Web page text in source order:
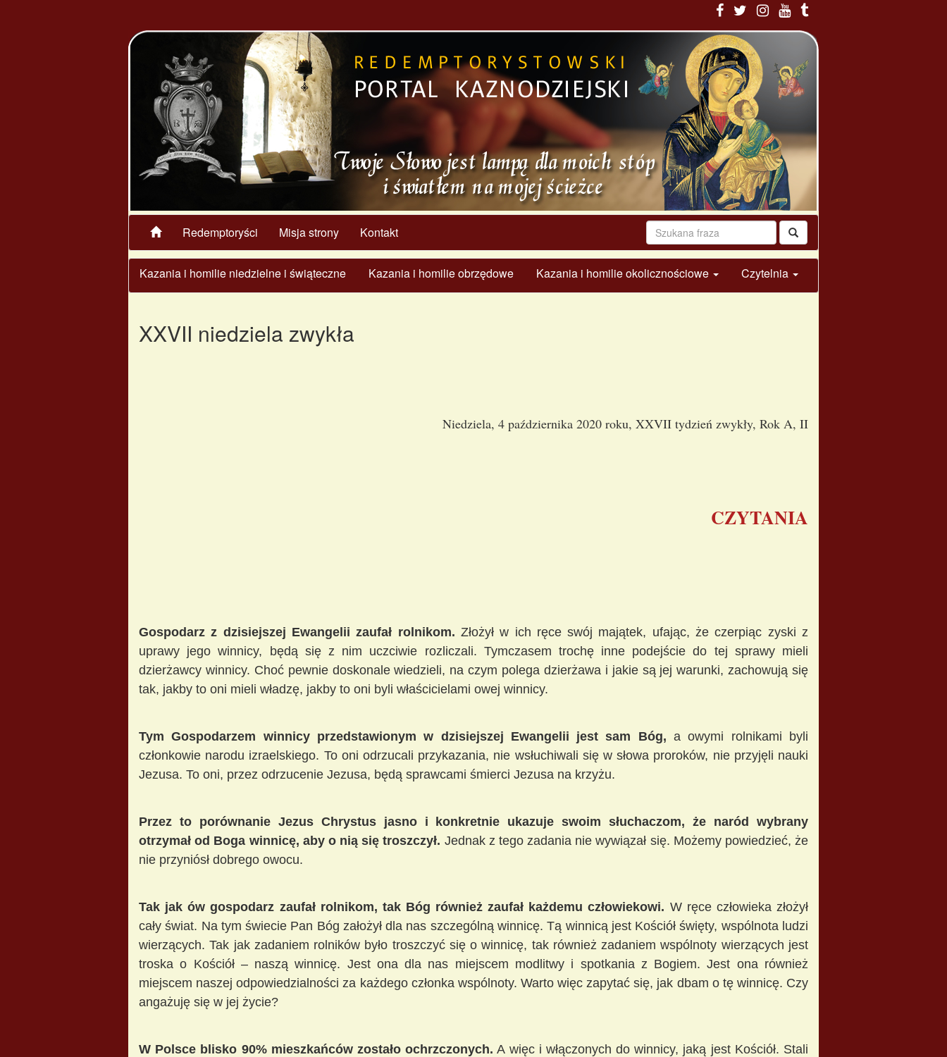
Redemptoryści Misja strony Kontakt
Kazania i homilie niedzielne i świąteczne Kazania i homilie obrzędowe Kazania i homilie okolicznościowe Czytelnia
XXVII niedziela zwykła
Niedziela, 4 października 2020 roku, XXVII tydzień zwykły, Rok A, II
CZYTANIA
Gospodarz z dzisiejszej Ewangelii zaufał rolnikom. Złożył w ich ręce swój majątek, ufając, że czerpiąc zyski z
uprawy jego winnicy, będą się z nim uczciwie rozliczali. Tymczasem trochę inne podejście do tej sprawy mieli
dzierżawcy winnicy. Choć pewnie doskonale wiedzieli, na czym polega dzierżawa i jakie są jej warunki, zachowują się
tak, jakby to oni mieli władzę, jakby to oni byli właścicielami owej winnicy.
Tym Gospodarzem winnicy przedstawionym w dzisiejszej Ewangelii jest sam Bóg, a owymi rolnikami byli
członkowie narodu izraelskiego. To oni odrzucali przykazania, nie wsłuchiwali się w słowa proroków, nie przyjęli nauki
Jezusa. To oni, przez odrzucenie Jezusa, będą sprawcami śmierci Jezusa na krzyżu.
Przez to porównanie Jezus Chrystus jasno i konkretnie ukazuje swoim słuchaczom, że naród wybrany
otrzymał od Boga winnicę, aby o nią się troszczył. Jednak z tego zadania nie wywiązał się. Możemy powiedzieć, że
nie przyniósł dobrego owocu.
Tak jak ów gospodarz zaufał rolnikom, tak Bóg również zaufał każdemu człowiekowi. W ręce człowieka złożył
cały świat. Na tym świecie Pan Bóg założył dla nas szczególną winnicę. Tą winnicą jest Kościół święty, wspólnota ludzi
wierzących. Tak jak zadaniem rolników było troszczyć się o winnicę, tak również zadaniem wspólnoty wierzących jest
troska o Kościół – naszą winnicę. Jest ona dla nas miejscem modlitwy i spotkania z Bogiem. Jest ona również
miejscem naszej odpowiedzialności za każdego członka wspólnoty. Warto więc zapytać się, jak dbam o tę winnicę. Czy
angażuję się w jej życie?
W Polsce blisko 90% mieszkańców zostało ochrzczonych. A więc i włączonych do winnicy, jaką jest Kościół. Stali